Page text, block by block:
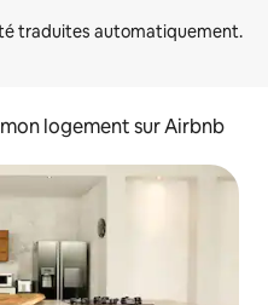
logement sur Airbnb